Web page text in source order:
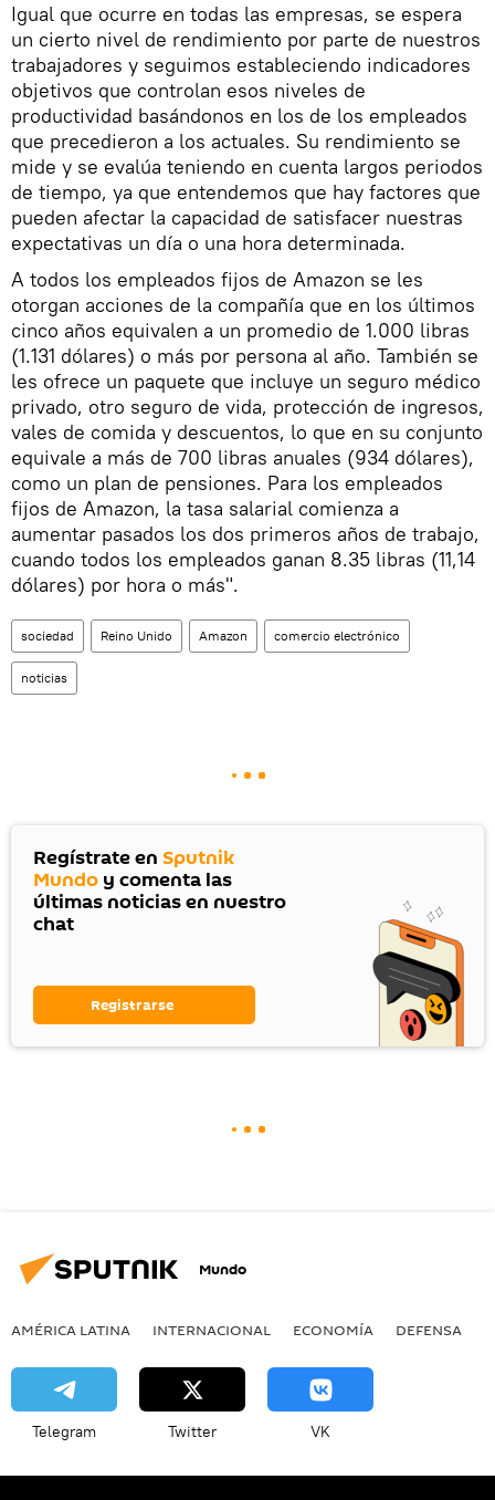
Igual que ocurre en todas las empresas, se espera
un cierto nivel de rendimiento por parte de nuestros
trabajadores y seguimos estableciendo indicadores
objetivos que controlan esos niveles de
productividad basándonos en los de los empleados
que precedieron a los actuales. Su rendimiento se
mide y se evalúa teniendo en cuenta largos periodos
de tiempo, ya que entendemos que hay factores que
pueden afectar la capacidad de satisfacer nuestras
expectativas un día o una hora determinada.
A todos los empleados fijos de Amazon se les
otorgan acciones de la compañía que en los últimos
cinco años equivalen a un promedio de 1.000 libras
(1.131 dólares) o más por persona al año. También se
les ofrece un paquete que incluye un seguro médico
privado, otro seguro de vida, protección de ingresos,
vales de comida y descuentos, lo que en su conjunto
equivale a más de 700 libras anuales (934 dólares),
como un plan de pensiones. Para los empleados
fijos de Amazon, la tasa salarial comienza a
aumentar pasados los dos primeros años de trabajo,
cuando todos los empleados ganan 8.35 libras (11,14
dólares) por hora o más".
sociedad Reino Unido Amazon comercio electrónico
noticias
Regístrate en Sputnik
Mundo y comenta las
últimas noticias en nuestro
chat
Registrarse
Mundo
AMÉRICA LATINA INTERNACIONAL ECONOMÍA DEFENSA
Telegram Twitter VK